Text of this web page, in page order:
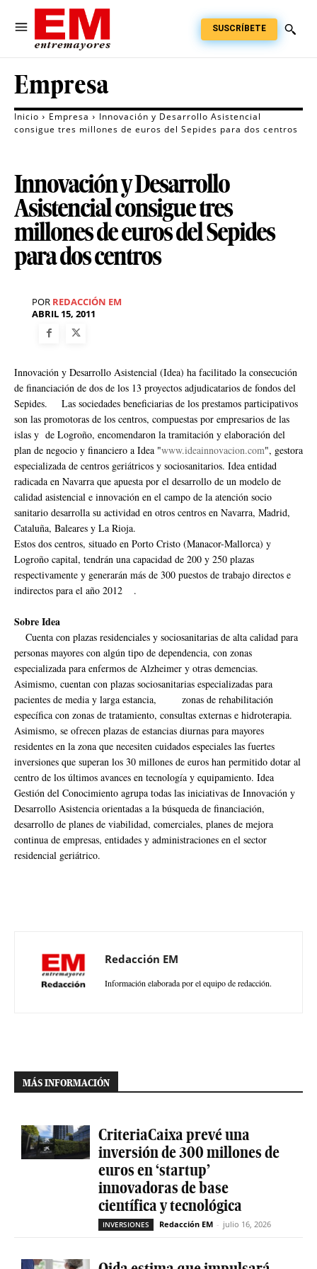
SUSCRÍBETE
Empresa
Inicio Empresa
Innovación y Desarrollo Asistencial
consigue tres millones de euros del Sepides para dos centros
Innovación y Desarrollo
Asistencial consigue tres
millones de euros del Sepides
para dos centros
POR REDACCIÓN EM
ABRIL 15, 2011
Innovación y Desarrollo Asistencial (Idea) ha facilitado la consecución
de financiación de dos de los 13 proyectos adjudicatarios de fondos del
Sepides. Las sociedades beneficiarias de los prestamos participativos
son las promotoras de los centros, compuestas por empresarios de las
islas y de Logroño, encomendaron la tramitación y elaboración del
plan de negocio y financiero a Idea "www.ideainnovacion.com", gestora
especializada de centros geriátricos y sociosanitarios. Idea entidad
radicada en Navarra que apuesta por el desarrollo de un modelo de
calidad asistencial e innovación en el campo de la atención socio
sanitario desarrolla su actividad en otros centros en Navarra, Madrid,
Cataluña, Baleares y La Rioja.
Estos dos centros, situado en Porto Cristo (Manacor-Mallorca) y
Logroño capital, tendrán una capacidad de 200 y 250 plazas
respectivamente y generarán más de 300 puestos de trabajo directos e
indirectos para el año 2012 .
Sobre Idea
Cuenta con plazas residenciales y sociosanitarias de alta calidad para
personas mayores con algún tipo de dependencia, con zonas
especializada para enfermos de Alzheimer y otras demencias.
Asimismo, cuentan con plazas sociosanitarias especializadas para
pacientes de media y larga estancia, zonas de rehabilitación
específica con zonas de tratamiento, consultas externas e hidroterapia.
Asimismo, se ofrecen plazas de estancias diurnas para mayores
residentes en la zona que necesiten cuidados especiales las fuertes
inversiones que superan los 30 millones de euros han permitido dotar al
centro de los últimos avances en tecnología y equipamiento. Idea
Gestión del Conocimiento agrupa todas las iniciativas de Innovación y
Desarrollo Asistencia orientadas a la búsqueda de financiación,
desarrollo de planes de viabilidad, comerciales, planes de mejora
continua de empresas, entidades y administraciones en el sector
residencial geriátrico.
Redacción EM
Información elaborada por el equipo de redacción.
MÁS INFORMACIÓN
CriteriaCaixa prevé una
inversión de 300 millones de
euros en ‘startup’
innovadoras de base
científica y tecnológica
INVERSIONES Redacción EM - julio 16, 2026